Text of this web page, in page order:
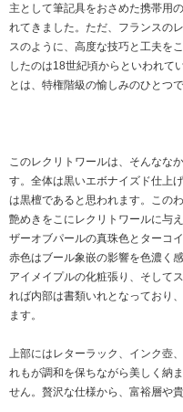
主として筆記具をおさめた携帯用
れてきました。ただ、フランスの
スのように、高度な技巧と工夫を
したのは18世紀頃からといわれて
とは、特権階級の愉しみのひとつ
このレクリトワールは、そんなな
す。全体は黒いエボナイズド仕上
は黒檀であると思われます。この
艶めきをこにレクリトワールに与
ザーオブパールの真珠色とターコ
赤色はブール象嵌の影響を色濃く
アイメイプルの化粧張り、そして
れば内部は書類いれとなっており
ます。
上部にはレターラック、インク壺
れもが調和を保ちながら美しく納
せん。贅沢な仕様から、富裕層や